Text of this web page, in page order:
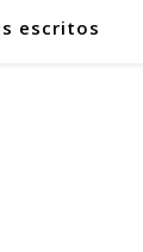
escritos